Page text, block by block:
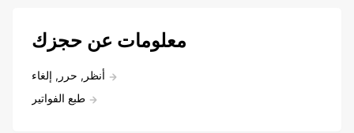
معلومات عن حجزك
أنظر, حرر, إلغاء
طبع الفواتير